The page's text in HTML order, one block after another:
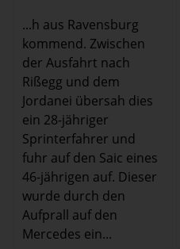
...h aus Ravensburg
kommend. Zwischen
der Ausfahrt nach
Rißegg und dem
Jordanei übersah dies
ein 28-jähriger
Sprinterfahrer und
fuhr auf den Saic eines
46-jährigen auf. Dieser
wurde durch den
Aufprall auf den
Mercedes ein...